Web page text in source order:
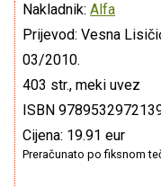
Nakladnik: Alfa
Prijevod: Vesna
03/2010.
403 str., meki uvez
ISBN
Cijena: 19.91 eur
Preračunato po fiksnom